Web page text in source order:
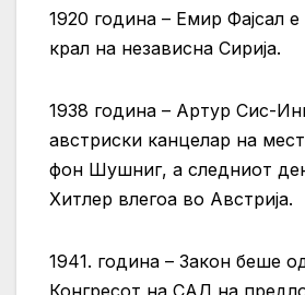
1920 година – Емир Фајсал е
крал на независна Сирија.
1938 година – Артур Сис-
австриски канцелар на
фон Шушниг, а следниот
Хитлер влегоа во Австрија.
1941. година – Закон беше